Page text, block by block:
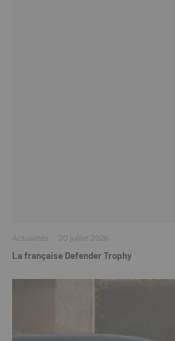
Actualités · 20 juillet 2026
La française Defender Trophy